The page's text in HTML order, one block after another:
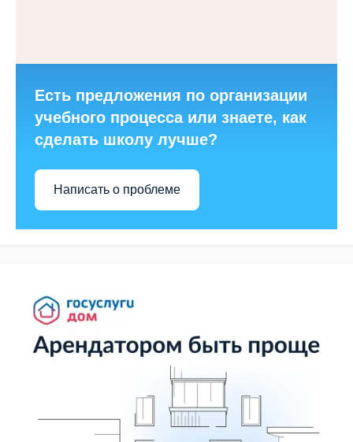
Есть предложения по организации
учебного процесса или знаете, как
сделать школу лучше?
Написать о проблеме